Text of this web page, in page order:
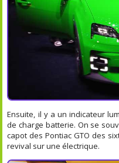
Ensuite, il y a un indicateur
de charge batterie. On se
capot des Pontiac GTO des
revival sur une électrique.